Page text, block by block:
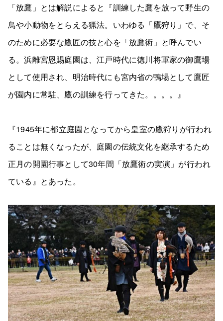
「放鷹」とは解説によると『訓練した鷹を放って野生の
鳥や小動物をとらえる猟法。いわゆる「鷹狩り」で、そ
のために必要な鷹匠の技と心を「放鷹術」と呼んでい
る。浜離宮恩賜庭園は、江戸時代に徳川将軍家の御鷹場
として使用され、明治時代にも宮内省の鴨場として鷹匠
が園内に常駐、鷹の訓練を行ってきた。。。。』
『1945年に都立庭園となってから皇室の鷹狩りが行われ
ることは無くなったが、庭園の伝統文化を継承するため
正月の開園行事として30年間「放鷹術の実演」が行われ
ている』とあった。